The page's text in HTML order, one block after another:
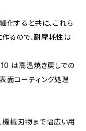
すると共に、これら
るので、耐摩耗性は
は高温焼き戻しでの
面コーティング処理
機械刃物まで幅広い用